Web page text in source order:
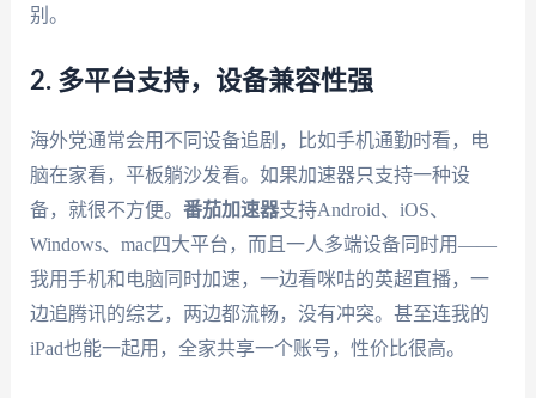
别。
2. 多平台支持，设备兼容性强
海外党通常会用不同设备追剧，比如手机通勤时看，电
脑在家看，平板躺沙发看。如果加速器只支持一种设
备，就很不方便。 番茄加速器支持Android、iOS、
Windows、mac四大平台，而且一人多端设备同时用——
我用手机和电脑同时加速，一边看咪咕的英超直播，一
边追腾讯的综艺，两边都流畅，没有冲突。甚至连我的
iPad也能一起用，全家共享一个账号，性价比很高。